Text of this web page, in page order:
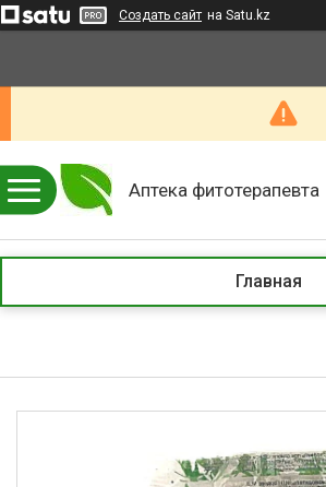
Создать сайт на Satu.kz
Аптека фитотерапевта
Главная